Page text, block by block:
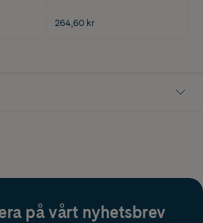
264,60 kr
på vårt nyhetsbrev